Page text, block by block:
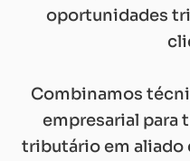
oportunidades
Combinamos
empresarial para
tributário em aliado